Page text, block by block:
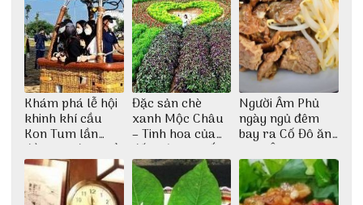
Khám phá lễ hội
khinh khí cầu
Kon Tum lần
đầu tiên được tổ
chức
Đặc sản chè
xanh Mộc Châu
– Tinh hoa của
đất trời Tây Bắc
Người Âm Phủ
ngày ngủ đêm
bay ra Cố Đô ăn
Cơm Âm Phủ
Huế